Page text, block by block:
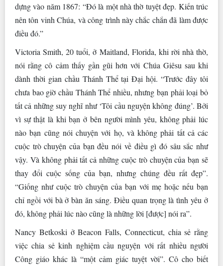
dựng vào năm 1867: “Đó là một nhà thờ tuyệt đẹp. Kiến trúc
nên tôn vinh Chúa, và công trình này chắc chắn đã làm được
điều đó.”
Victoria Smith, 20 tuổi, ở Maitland, Florida, khi rời nhà thờ,
nói rằng cô cảm thấy gần gũi hơn với Chúa Giêsu sau khi
dành thời gian chầu Thánh Thể tại Đại hội. “Trước đây tôi
chưa bao giờ chầu Thánh Thể nhiều, nhưng bạn phải loại bỏ
tất cả những suy nghĩ như ‘Tôi cầu nguyện không đúng’. Bởi
vì sự thật là khi bạn ở bên người mình yêu, không phải lúc
nào bạn cũng nói chuyện với họ, và không phải tất cả các
cuộc trò chuyện của bạn đều nói về điều gì đó sâu sắc như
vậy. Và không phải tất cả những cuộc trò chuyện của bạn sẽ
thay đổi cuộc sống của bạn, nhưng chúng đều rất đẹp”.
“Giống như cuộc trò chuyện của bạn với mẹ hoặc nếu bạn
chỉ ngồi với bà ở bàn ăn sáng. Điều quan trọng là tình yêu ở
đó, không phải lúc nào cũng là những lời [được] nói ra”.
Nancy Betkoski ở Beacon Falls, Connecticut, chia sẻ rằng
việc chia sẻ kinh nghiệm cầu nguyện với rất nhiều người
Công giáo khác là “một cảm giác tuyệt vời”. Cô cho biết